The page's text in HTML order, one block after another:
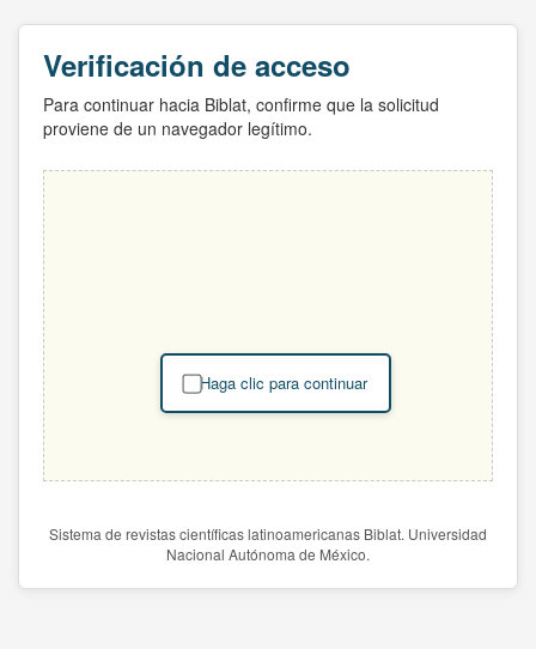
Verificación de acceso
Para continuar hacia Biblat, confirme que la solicitud
proviene de un navegador legítimo.
Haga clic para continuar
Sistema de revistas científicas latinoamericanas Biblat. Universidad
Nacional Autónoma de México.